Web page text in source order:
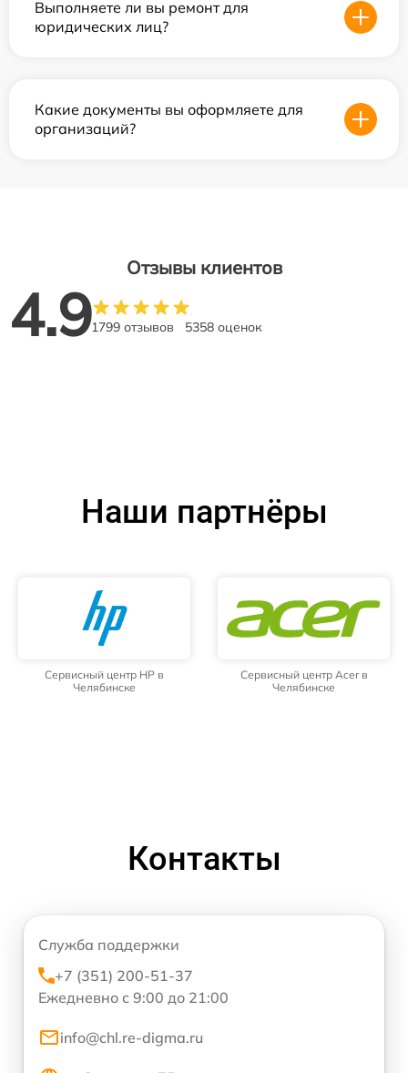
Выполняете ли вы ремонт для
юридических лиц?
Какие документы вы оформляете для
организаций?
Отзывы клиентов
4.91799 отзывов 5358 оценок
Наши партнёры
Сервисный центр HP в
Челябинске
Сервисный центр Acer в
Челябинске
Контакты
Служба поддержки
+7 (351) 200-51-37
Ежедневно с 9:00 до 21:00
info@chl.re-digma.ru